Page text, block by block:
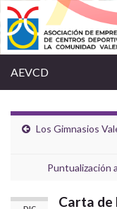
AEVCD
Los Gimnasios
Puntualización
Carta de